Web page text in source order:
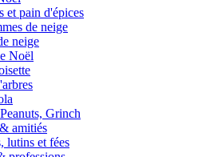
et pain d'épices
de neige
neige
Noël
Grinch
amitiés
lutins et fées